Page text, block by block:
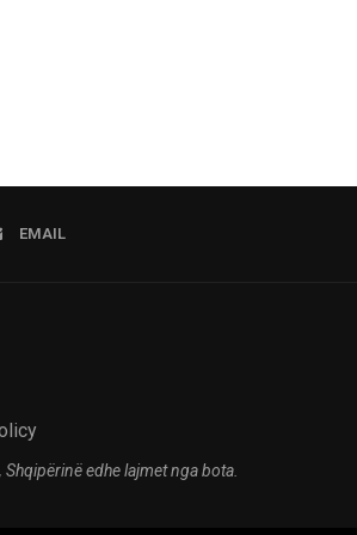
EMAIL
edhe lajmet nga bota.